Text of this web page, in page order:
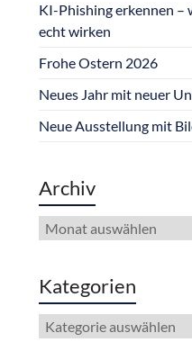
KI-Phishing erkennen –
echt wirken
Frohe Ostern 2026
Neues Jahr mit neuer
Neue Ausstellung mit
Archiv
Archiv
Kategorien
Kategorien